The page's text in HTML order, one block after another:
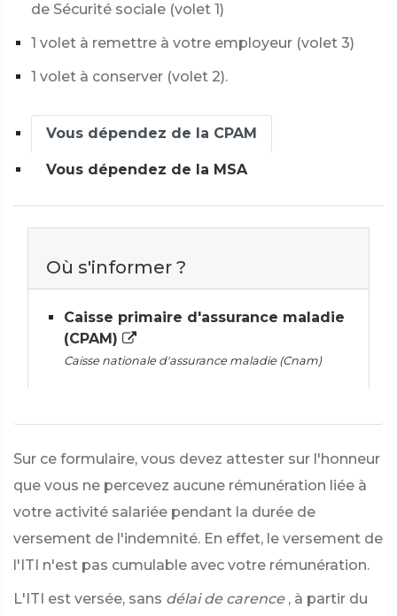
de Sécurité sociale (volet 1)
1 volet à remettre à votre employeur (volet 3)
1 volet à conserver (volet 2).
Vous dépendez de la CPAM
Vous dépendez de la MSA
Où s'informer ?
Caisse primaire d'assurance maladie
(CPAM)
Caisse nationale d'assurance maladie (Cnam)
Sur ce formulaire, vous devez attester sur l'honneur
que vous ne percevez aucune rémunération liée à
votre activité salariée pendant la durée de
versement de l'indemnité. En effet, le versement de
l'ITI n'est pas cumulable avec votre rémunération.
L'ITI est versée, sans délai de carence , à partir du